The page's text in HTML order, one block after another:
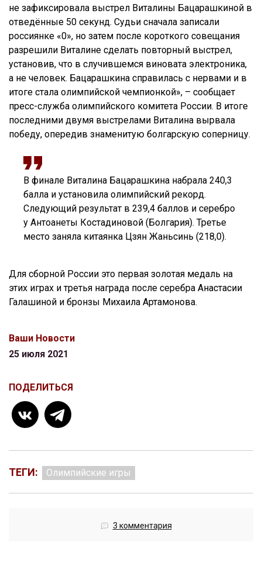
не зафиксировала выстрел Виталины Бацарашкиной в
отведённые 50 секунд. Судьи сначала записали
россиянке «0», но затем после короткого совещания
разрешили Виталине сделать повторный выстрел,
установив, что в случившемся виновата электроника,
а не человек. Бацарашкина справилась с нервами и в
итоге стала олимпийской чемпионкой», – сообщает
пресс-служба олимпийского комитета России. В итоге
последними двумя выстрелами Виталина вырвала
победу, опередив знаменитую болгарскую соперницу.
В финале Виталина Бацарашкина набрала 240,3
балла и установила олимпийский рекорд.
Следующий результат в 239,4 баллов и серебро
у Антоанеты Костадиновой (Болгария). Третье
место заняла китаянка Цзян Жаньсинь (218,0).
Для сборной России это первая золотая медаль на
этих играх и третья награда после серебра Анастасии
Галашиной и бронзы Михаила Артамонова.
Ваши Новости
25 июля 2021
ПОДЕЛИТЬСЯ
ТЕГИ: Олимпийские игры
3 комментария